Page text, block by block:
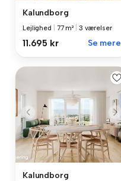
Kalundborg
Lejlighed 77 m² 3 værelser
11.695 kr Se mere
Kalundborg